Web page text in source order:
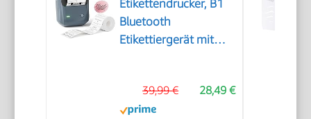
Etikettendrucker, B1
Bluetooth
Etikettiergerät mit
Aufkleber Druckgröße
20-50 mm
28,49 €
39,99 €